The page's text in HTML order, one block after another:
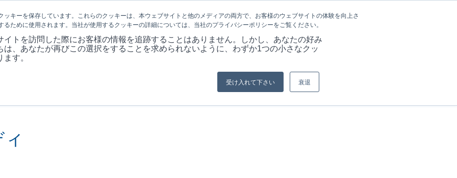
キーを保存しています。これらのクッキーは、本ウェブサイトと他のメディアの両方で、お客様のウェブサイトの体験を向上さ
ために使用されます。当社が使用するクッキーの詳細については、当社のプライバシーポリシーをご覧ください。
イトを訪問した際にお客様の情報を追跡することはありません。しかし、あなたの好み
は、あなたが再びこの選択をすることを求められないように、わずか1つの小さなクッ
す。
受け入れて下さい 衰退
会社概要 製品 MARKET アプリケーション 当社の強み